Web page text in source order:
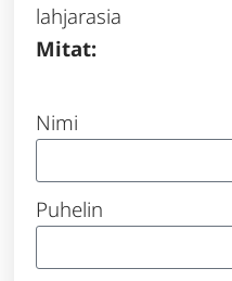
lahjarasia
Mitat:
Nimi
Puhelin